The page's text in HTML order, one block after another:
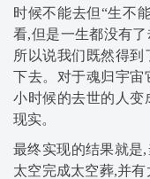
时候不能去但“生不
看,但是一生都没有了
所以说我们既然得
下去。对于魂归宇宙
小时候的去世的人变
现实。
最终实现的结果就是
太空完成太空葬,并